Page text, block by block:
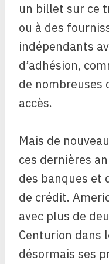
un billet sur ce
ou à des
indépendants
d’adhésion,
de nombreuses
accès.
Mais de
ces dernières
des banques et
de crédit.
avec plus de
Centurion dans
désormais ses